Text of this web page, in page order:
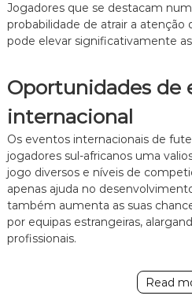
Jogadores que se destacam
probabilidade de atrair a atenção
pode elevar significativamente as
Oportunidades de
internacional
Os eventos internacionais de
jogadores sul-africanos uma
jogo diversos e níveis de
apenas ajuda no
também aumenta as suas
por equipas estrangeiras,
profissionais.
Read